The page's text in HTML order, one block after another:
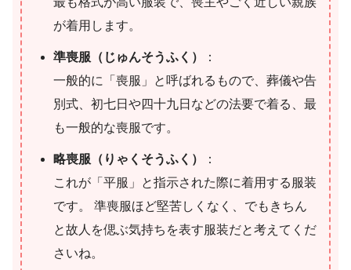
が着用します。
準喪服（じゅんそうふく）
：
一般的に「喪服」と呼ばれるもので、葬儀や告
別式、初七日や四十九日などの法要で着る、最
も一般的な喪服です。
略喪服（りゃくそうふく）
：
これが「平服」と指示された際に着用する服装
です。 準喪服ほど堅苦しくなく、でもきちん
と故人を偲ぶ気持ちを表す服装だと考えてくだ
さいね。